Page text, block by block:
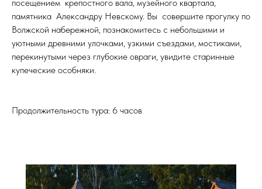
посещением крепостного вала, музейного квартала,
памятника Александру Невскому. Вы совершите прогулку по
Волжской набережной, познакомитесь с небольшими и
уютными древними улочками, узкими съездами, мостиками,
перекинутыми через глубокие овраги, увидите старинные
купеческие особняки.
Продолжительность тура: 6 часов